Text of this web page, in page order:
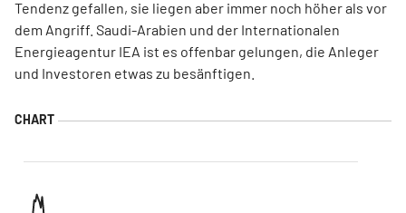
Tendenz gefallen, sie liegen aber immer noch höher als vor
dem Angriff. Saudi-Arabien und der Internationalen
Energieagentur IEA ist es offenbar gelungen, die Anleger
und Investoren etwas zu besänftigen.